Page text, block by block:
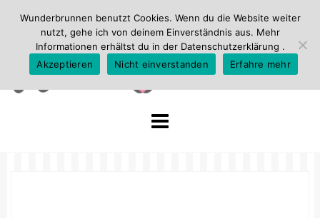
Wunderbrunnen benutzt Cookies. Wenn du die Website weiter
nutzt, gehe ich von deinem Einverständnis aus. Mehr
Informationen erhältst du in der Datenschutzerklärung .
Akzeptieren
Nicht einverstanden Erfahre mehr